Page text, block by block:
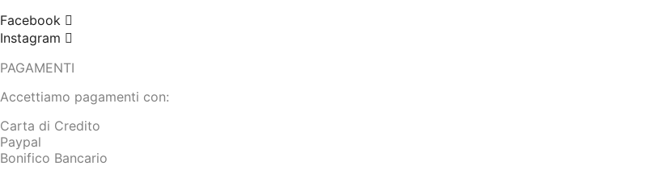
Facebook
Instagram
PAGAMENTI
Accettiamo pagamenti con:
Carta di Credito
Paypal
Bonifico Bancario